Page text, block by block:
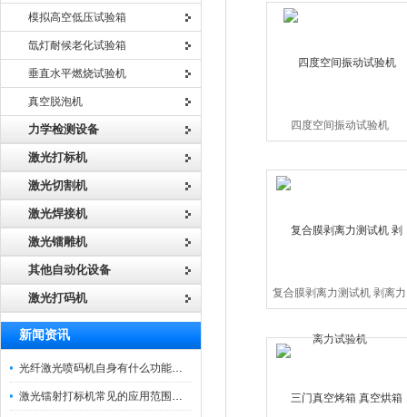
模拟高空低压试验箱
氙灯耐候老化试验箱
垂直水平燃烧试验机
真空脱泡机
力学检测设备
激光打标机
激光切割机
激光焊接机
激光镭雕机
其他自动化设备
激光打码机
新闻资讯
光纤激光喷码机自身有什么功能？不妨看看下文
激光镭射打标机常见的应用范围如下
四度空间振动试验机
复合膜剥离力测试机 剥离力
试验机